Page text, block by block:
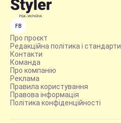
FB
Про проєкт
Редакційна політика і стандарти
Контакти
Команда
Про компанію
Реклама
Правила користування
Правова інформація
Політика конфіденційності